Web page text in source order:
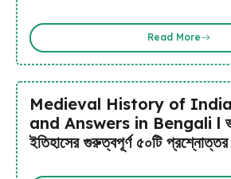
Read More
Medieval History of
and Answers in Bengali l
ইতিহাসের গুরুত্বপূর্ণ ৫০টি